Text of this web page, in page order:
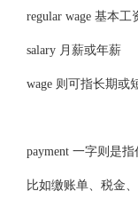
regular wage 基本工
salary 月薪或年薪
wage 则可指长期或
payment 一字则是
比如缴账单、税金